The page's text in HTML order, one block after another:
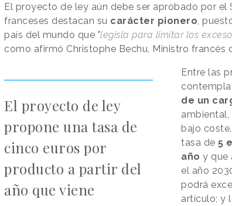
El proyecto de ley aún debe ser aprobado por el
franceses destacan su carácter pionero,
país del mundo que "legisla para limitar los
como afirmó Christophe Bechu, Ministro francés
El proyecto de ley
propone una tasa de
cinco euros por
producto a partir del
año que viene
Entre las
de un
bajo
tasa de5
año y que
el año
podrá
artículo; y